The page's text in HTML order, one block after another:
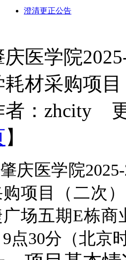
澄清更正公告
庆医学院
耗材采购项
者：zhcity
】
肇庆医学院
项目（二次）
场五期E栋商
9点30分（北京